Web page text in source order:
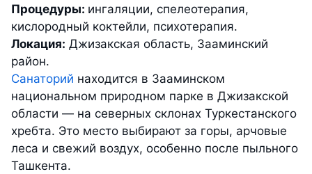
Процедуры: ингаляции, спелеотерапия,
кислородный коктейли, психотерапия.
Локация: Джизакская область, Зааминский
район.
Санаторий находится в Зааминском
национальном природном парке в Джизакской
области — на северных склонах Туркестанского
хребта. Это место выбирают за горы, арчовые
леса и свежий воздух, особенно после пыльного
Ташкента.